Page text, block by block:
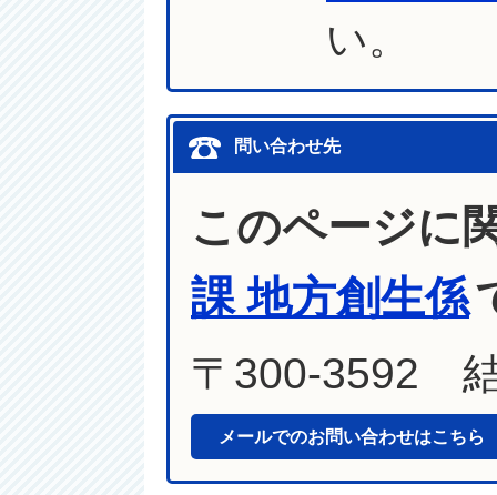
い。
問い合わせ先
このページに
課 地方創生係
〒300-3592
メールでのお問い合わせはこちら